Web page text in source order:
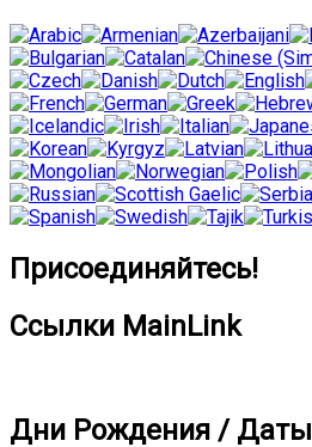
Присоединяйтесь!
Ссылки MainLink
Дни Рождения / Даты